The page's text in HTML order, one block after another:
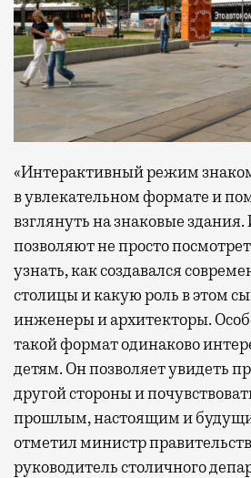
«Интерактивный режим
в увлекательном формате и
взглянуть на знаковые
позволяют не просто
узнать, как создавался
столицы и какую роль в этом
инженеры и архитекторы.
такой формат одинаково
детям. Он позволяет увидеть
другой стороны и
прошлым, настоящим и
отметил министр
руководитель столичного